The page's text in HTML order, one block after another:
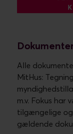
Alle
MitHus:
m.v. Fokus
tilgængelige og
gældende